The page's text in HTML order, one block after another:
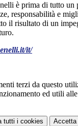
è prima di tutto un
responsabilità e
il risultato di un
it/
terzi da questo
ed utili
tutti i cookies Accetta